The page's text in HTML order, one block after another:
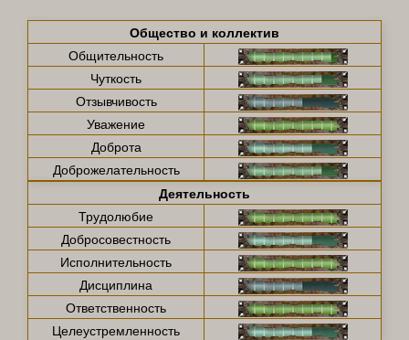
Общество и коллектив
Общительность
Чуткость
Отзывчивость
Уважение
Доброта
Доброжелательность
Деятельность
Трудолюбие
Добросовестность
Исполнительность
Дисциплина
Ответственность
Целеустремленность